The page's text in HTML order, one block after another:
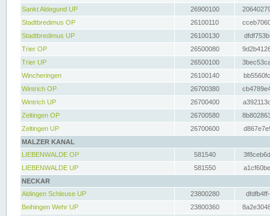
Sankt Aldegund UP
26900100
Stadtbredimus OP
26100110
Stadtbredimus UP
26100130
Trier OP
26500080
Trier UP
26500100
Wincheringen
26100140
Wintrich OP
26700380
Wintrich UP
26700400
Zeltingen OP
26700580
Zeltingen UP
26700600
MALZER KANAL
LIEBENWALDE OP
581540
LIEBENWALDE UP
581550
NECKAR
Aldingen Schleuse UP
23800280
Beihingen Wehr UP
23800360